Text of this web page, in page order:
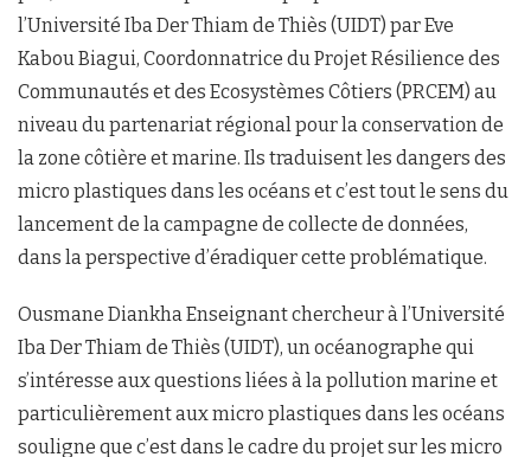
l’Université Iba Der Thiam de Thiès (UIDT) par Eve
Kabou Biagui, Coordonnatrice du Projet Résilience des
Communautés et des Ecosystèmes Côtiers (PRCEM) au
niveau du partenariat régional pour la conservation de
la zone côtière et marine. Ils traduisent les dangers des
micro plastiques dans les océans et c’est tout le sens du
lancement de la campagne de collecte de données,
dans la perspective d’éradiquer cette problématique.
Ousmane Diankha Enseignant chercheur à l’Université
Iba Der Thiam de Thiès (UIDT), un océanographe qui
s’intéresse aux questions liées à la pollution marine et
particulièrement aux micro plastiques dans les océans
souligne que c’est dans le cadre du projet sur les micro